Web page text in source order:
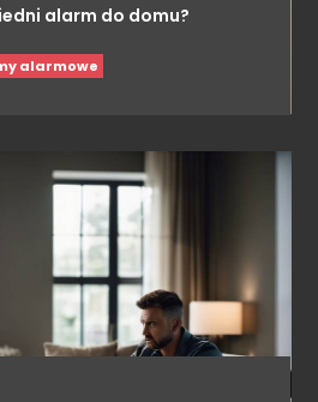
alarm do domu?
alarmowe